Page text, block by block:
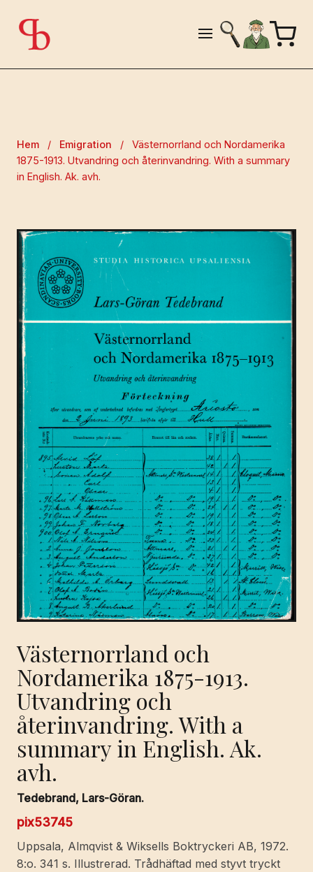
Hem / Emigration /
Västernorrland och Nordamerika
1875-1913. Utvandring och återinvandring. With a summary
in English. Ak. avh.
Västernorrland och
Nordamerika 1875-1913.
Utvandring och
återinvandring. With a
summary in English. Ak.
avh.
Tedebrand, Lars-Göran.
pix53745
Uppsala, Almqvist & Wiksells Boktryckeri AB, 1972.
8:o. 341 s. Illustrerad. Trådhäftad med styvt tryckt